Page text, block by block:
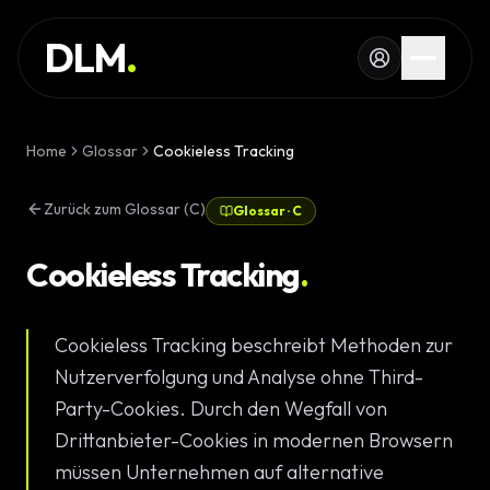
Skip to main content
DLM.
DIENSTLEISTUNG
REFERENZEN
WISSEN
GLOSSAR
MAGAZIN
KONFIGURATOR
RECHNER
PROJEKT
STARTEN
Premium
Home Glossar Cookieless Tracking
Zurück zum Glossar (C) Glossar· C
Cookieless Tracking.
Cookieless Tracking beschreibt Methoden zur
Nutzerverfolgung und Analyse ohne Third-
Party-Cookies. Durch den Wegfall von
Drittanbieter-Cookies in modernen Browsern
müssen Unternehmen auf alternative